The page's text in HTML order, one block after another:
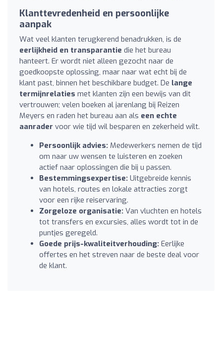
Klanttevredenheid en persoonlijke
aanpak
Wat veel klanten terugkerend benadrukken, is de
eerlijkheid en transparantie die het bureau
hanteert. Er wordt niet alleen gezocht naar de
goedkoopste oplossing, maar naar wat echt bij de
klant past, binnen het beschikbare budget. De lange
termijnrelaties met klanten zijn een bewijs van dit
vertrouwen; velen boeken al jarenlang bij Reizen
Meyers en raden het bureau aan als een echte
aanrader voor wie tijd wil besparen en zekerheid wilt.
Persoonlijk advies: Medewerkers nemen de tijd
om naar uw wensen te luisteren en zoeken
actief naar oplossingen die bij u passen.
Bestemmingsexpertise: Uitgebreide kennis
van hotels, routes en lokale attracties zorgt
voor een rijke reiservaring.
Zorgeloze organisatie: Van vluchten en hotels
tot transfers en excursies, alles wordt tot in de
puntjes geregeld.
Goede prijs-kwaliteitverhouding: Eerlijke
offertes en het streven naar de beste deal voor
de klant.